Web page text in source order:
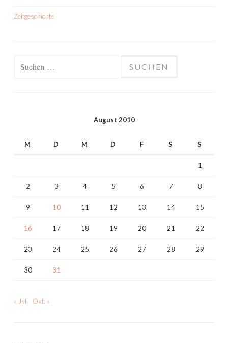
Zeitgeschichte
August 2010
M D M D F S S
1
2 3 4 5 6 7 8
9 10 11 12 13 14 15
16 17 18 19 20 21 22
23 24 25 26 27 28 29
30 31
« Juli Okt. »